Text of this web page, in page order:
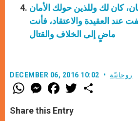
كان لك وللذين حولك الأمان
عند العقيدة والاعتقاد، فأنت
ماضٍ إلى الخلاف والقتال
DECEMBER 06, 2016 10:02 روحانيّة
W
h
t
s
M
e
s
e
F
a
e
b
w
Share this Entry